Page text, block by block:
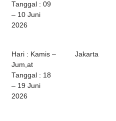
Tanggal : 09
– 10 Juni
2026
Hari : Kamis –
Jum,at
Tanggal : 18
– 19 Juni
2026
Jakarta